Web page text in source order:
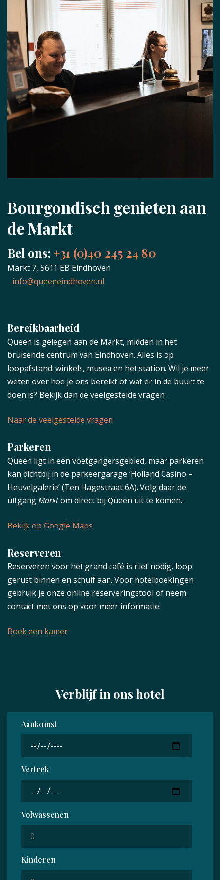
Bourgondisch genieten aan
de Markt
Bel ons: +31 (0)40 245 24 80
Markt 7, 5611 EB Eindhoven
info@queeneindhoven.nl
Bereikbaarheid
Queen is gelegen aan de Markt, midden in het
bruisende centrum van Eindhoven. Alles is op
loopafstand: winkels, musea en het station. Wil je meer
weten over hoe je ons bereikt of wat er in de buurt te
doen is? Bekijk dan de veelgestelde vragen.
Naar de veelgestelde vragen
Parkeren
Queen ligt in een voetgangersgebied, maar parkeren
kan dichtbij in de parkeergarage ‘Holland Casino –
Heuvelgalerie’ (Ten Hagestraat 6A). Volg daar de
uitgangMarktom direct bij Queen uit te komen.
Bekijk op Google Maps
Reserveren
Reserveren voor het grand café is niet nodig, loop
gerust binnen en schuif aan. Voor hotelboekingen
gebruik je onze online reserveringstool of neem
contact met ons op voor meer informatie.
Boek een kamer
Verblijf in ons hotel
Aankomst
Vertrek
Volwassenen
Kinderen